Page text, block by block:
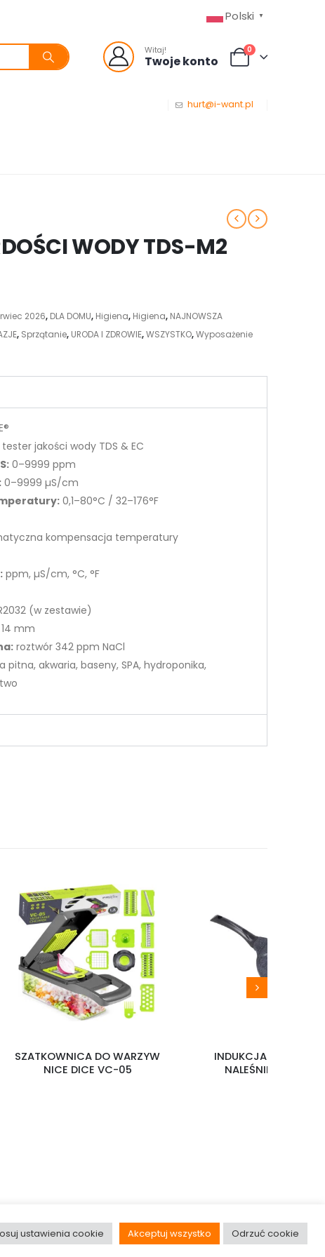
Polski ▼
Witaj!
Twoje konto
0
hurt@i-want.pl
WODY TDS-M2
2026, DLA DOMU, Higiena, Higiena, NAJNOWSZA
, Sprzątanie, URODA I ZDROWIE,WSZYSTKO,Wyposażenie
tester jakości wody TDS & EC
0–9999 ppm
0–9999 µS/cm
0,1–80°C / 32–176°F
kompensacja temperatury
ppm, µS/cm, °C, °F
(w zestawie)
14 mm
roztwór 342 ppm NaCl
pitna, akwaria, baseny, SPA, hydroponika,
SZATKOWNICA DO WARZYW
NICE DICE VC-05
INDUKCJA PATELNIA
NALEŚNIKÓW FP-7P
ustawienia cookie Akceptuj wszystko Odrzuć cookie